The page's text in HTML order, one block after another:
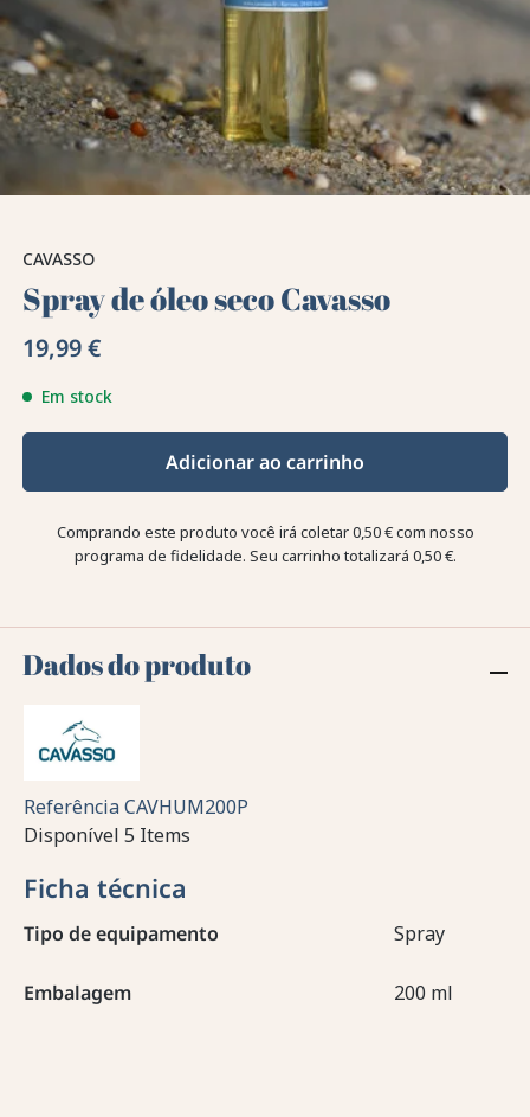
CAVASSO
Spray de óleo seco Cavasso
19,99 €
Em stock
Adicionar ao carrinho
Comprando este produto você irá coletar0,50 €com nosso
programa de fidelidade. Seu carrinho totalizará 0,50 €.
Dados do produto
ReferênciaCAVHUM200P
Disponível 5 Items
Ficha técnica
Tipo de equipamento Spray
Embalagem 200 ml